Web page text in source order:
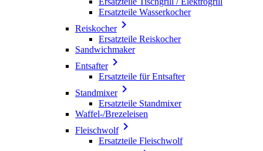
Ersatzteile Wasserkocher
Reiskocher
Ersatzteile Reiskocher
Sandwichmaker
Entsafter
Ersatzteile für Entsafter
Standmixer
Ersatzteile Standmixer
Waffel-/Brezeleisen
Fleischwolf
Ersatzteile Fleischwolf